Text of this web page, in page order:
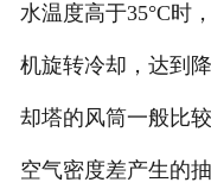
水温度高于35°C时
机旋转冷却，达到
却塔的风筒一般比
空气密度差产生的